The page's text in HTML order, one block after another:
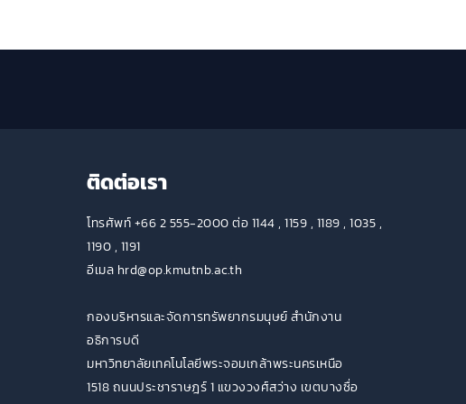
ติดต่อเรา
โทรศัพท์ +66 2 555-2000 ต่อ 1144 , 1159 , 1189 , 1035 ,
1190 , 1191
อีเมล hrd@op.kmutnb.ac.th
กองบริหารและจัดการทรัพยากรมนุษย์ สำนักงาน
อธิการบดี
มหาวิทยาลัยเทคโนโลยีพระจอมเกล้าพระนครเหนือ
1518 ถนนประชาราษฎร์ 1 แขวงวงศ์สว่าง เขตบางซื่อ